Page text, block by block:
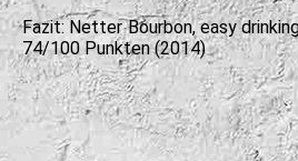
Fazit: Netter Bourbon, easy
74/100 Punkten (2014)